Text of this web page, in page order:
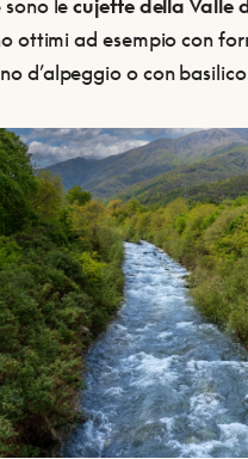
sono lecujette della Valle
ottimi ad esempio con
d’alpeggio o con